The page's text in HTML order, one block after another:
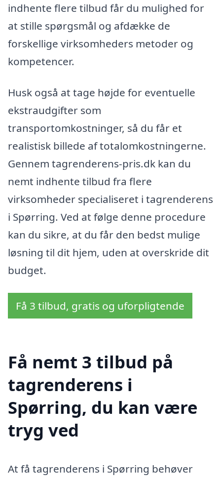
indhente flere tilbud får du mulighed for
at stille spørgsmål og afdække de
forskellige virksomheders metoder og
kompetencer.
Husk også at tage højde for eventuelle
ekstraudgifter som
transportomkostninger, så du får et
realistisk billede af totalomkostningerne.
Gennem tagrenderens-pris.dk kan du
nemt indhente tilbud fra flere
virksomheder specialiseret i tagrenderens
i Spørring. Ved at følge denne procedure
kan du sikre, at du får den bedst mulige
løsning til dit hjem, uden at overskride dit
budget.
Få 3 tilbud, gratis og uforpligtende
Få nemt 3 tilbud på
tagrenderens i
Spørring, du kan være
tryg ved
At få tagrenderens i Spørring behøver